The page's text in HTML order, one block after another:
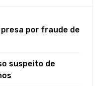
por fraude de
suspeito de